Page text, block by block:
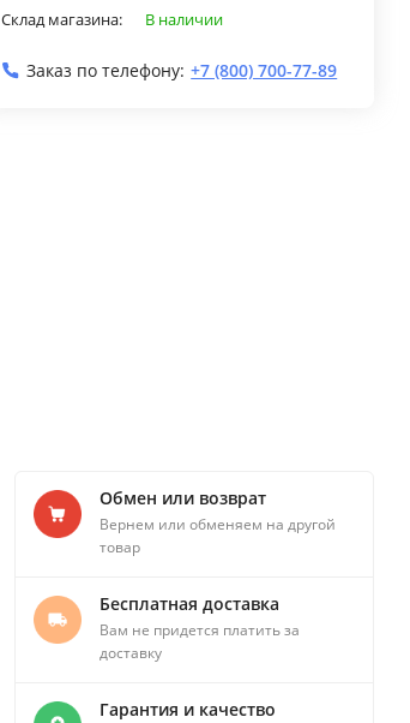
Склад магазина: В наличии
Заказ по телефону: +7 (800) 700-77-89
Обмен или возврат
Вернем или обменяем на другой
товар
Бесплатная доставка
Вам не придется платить за
доставку
Гарантия и качество